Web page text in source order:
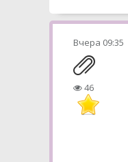
Вчера 09:35
46